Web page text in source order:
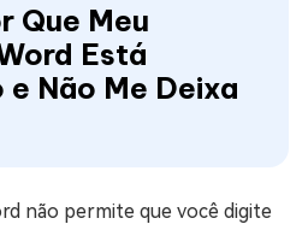
Que Meu
Está
Não Me Deixa
não permite que você digite